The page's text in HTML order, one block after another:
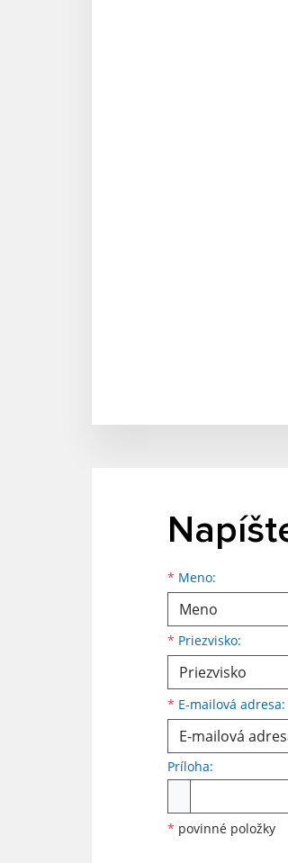
* Meno:
Meno
* Priezvisko:
Priezvisko
* E-mailová adresa:
E-mailová adresa
Príloha:
* povinné položky